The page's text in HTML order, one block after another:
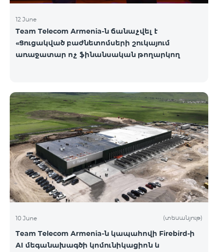
12 June
Team Telecom Armenia-ն ճանաչվել է
«Ցուցակված բաժնետոմսերի շուկայում
առաջատար ոչ ֆինանսական թողարկող
10 June (տեսանյութ)
Team Telecom Armenia-ն կապահովի Firebird-ի
AI մեգանախագծի կոմունիկացիոն և